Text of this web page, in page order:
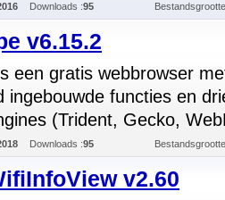
Downloads :95
v6.15.2
een gratis webbrowser
ingebouwde functies en
(Trident, Gecko,
Downloads :95
v2.60